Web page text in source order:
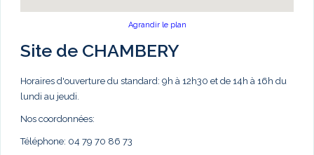
Agrandir le plan
Site de CHAMBERY
Horaires d'ouverture du standard: 9h à 12h30 et de 14h à 16h du
lundi au jeudi.
Nos coordonnées:
Téléphone: 04 79 70 86 73